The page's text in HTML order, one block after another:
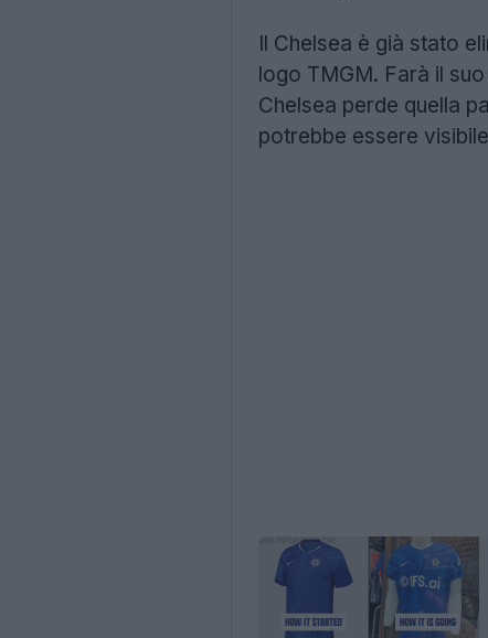
Il Chelsea è già stato
logo TMGM. Farà il
Chelsea perde quella
potrebbe essere